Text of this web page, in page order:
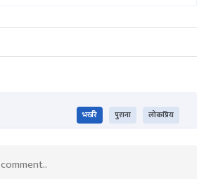
भर्खरै पुराना लोकप्रिय